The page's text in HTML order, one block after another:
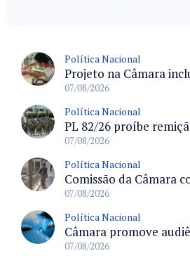
Política Nacional
07/08/2026
Política Nacional
07/08/2026
Política Nacional
07/08/2026
Política Nacional
07/08/2026